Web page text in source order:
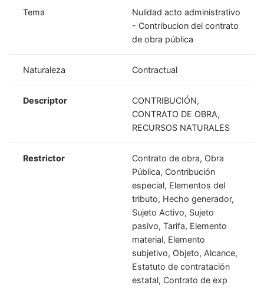
Tema
Nulidad acto administrativo
- Contribucion del contrato
de obra pública
Naturaleza Contractual
Descriptor
CONTRIBUCIÓN,
CONTRATO DE OBRA,
RECURSOS NATURALES
Restrictor
Contrato de obra, Obra
Pública, Contribución
especial, Elementos del
tributo, Hecho generador,
Sujeto Activo, Sujeto
pasivo, Tarifa, Elemento
material, Elemento
subjetivo, Objeto, Alcance,
Estatuto de contratación
estatal, Contrato de exp